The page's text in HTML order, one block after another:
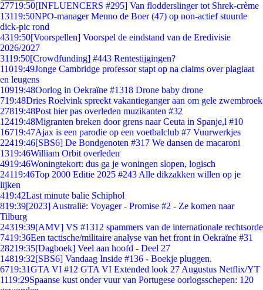
27719:50[INFLUENCERS #295] Van flodderslinger tot Shrek-crème
13119:50NPO-manager Menno de Boer (47) op non-actief stuurde
dick-pic rond
4319:50[Voorspellen] Voorspel de eindstand van de Eredivisie
2026/2027
3119:50[Crowdfunding] #443 Rentestijgingen?
11019:49Jonge Cambridge professor stapt op na claims over plagiaat
en leugens
10919:48Oorlog in Oekraïne #1318 Drone baby drone
719:48Dries Roelvink spreekt vakantieganger aan om gele zwembroek
27819:48Post hier pas overleden muzikanten #32
12419:48Migranten breken door grens naar Ceuta in Spanje,l #10
16719:47Ajax is een parodie op een voetbalclub #7 Vuurwerkjes
22419:46[SBS6] De Bondgenoten #317 We dansen de macaroni
1319:46William Orbit overleden
4919:46Woningtekort: dus ga je woningen slopen, logisch
24119:46Top 2000 Editie 2025 #243 Alle dikzakken willen op je
lijken
419:42Last minute balie Schiphol
819:39[2023] Australië: Voyager - Promise #2 - Ze komen naar
Tilburg
24319:39[AMV] VS #1312 spammers van de internationale rechtsorde
7419:36Een tactische/militaire analyse van het front in Oekraïne #31
28219:35[Dagboek] Veel aan hoofd - Deel 27
14819:32[SBS6] Vandaag Inside #136 - Boekje pluggen.
6719:31GTA VI #12 GTA VI Extended look 27 Augustus Netflix/YT
1119:29Spaanse kust onder vuur van Portugese oorlogsschepen: 120